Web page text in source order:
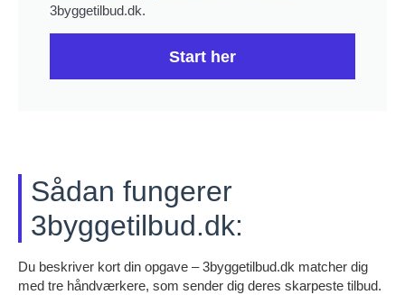
3byggetilbud.dk.
Start her
Sådan fungerer
3byggetilbud.dk:
Du beskriver kort din opgave – 3byggetilbud.dk matcher dig
med tre håndværkere, som sender dig deres skarpeste tilbud.